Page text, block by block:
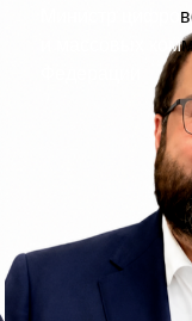
и массовых ком